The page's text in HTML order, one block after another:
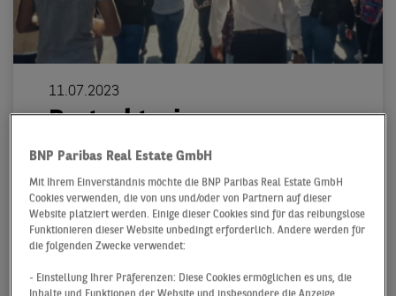
11.07.2023
Restrukturierungsprozes
se in der Modebranche
sorgen für sehr hohe
Flächenumsätze auf dem
innerstädtischen
Retailmarkt
BNP Paribas Real Estate GmbH
Mit Ihrem Einverständnis möchte die BNP Paribas Real Estate GmbH
Cookies verwenden, die von uns und/oder von Partnern auf dieser
Website platziert werden. Einige dieser Cookies sind für das reibungslose
Funktionieren dieser Website unbedingt erforderlich. Andere werden für
die folgenden Zwecke verwendet:
- Einstellung Ihrer Präferenzen: Diese Cookies ermöglichen es uns, die